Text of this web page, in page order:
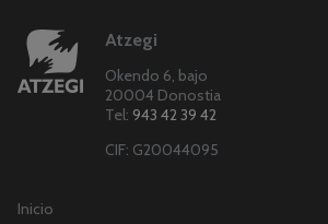
Atzegi
Okendo 6, bajo
20004 Donostia
Tel: 943 42 39 42
CIF: G20044095
Inicio